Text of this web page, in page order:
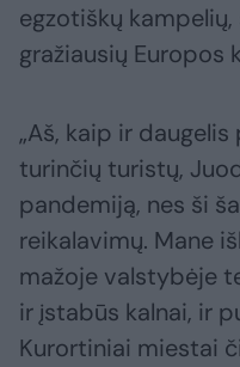
egzotiškų
gražiausių Europos
„Aš, kaip ir
turinčių turistų,
pandemiją, nes ši
reikalavimų. Mane
mažoje valstybėje
ir įstabūs kalnai, ir
Kurortiniai miestai